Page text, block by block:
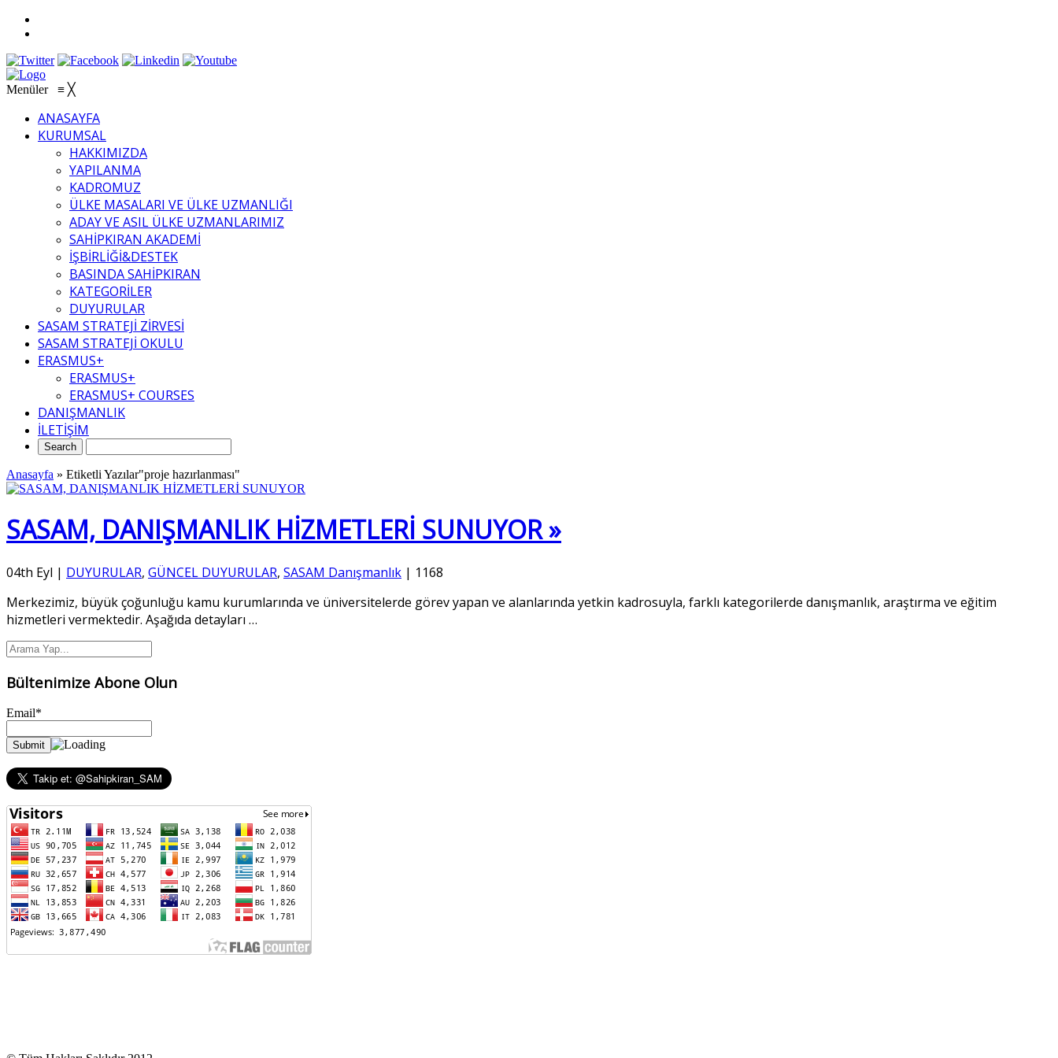
Menüler ≡ ╳
ANASAYFA
KURUMSAL
HAKKIMIZDA
YAPILANMA
KADROMUZ
ÜLKE MASALARI VE ÜLKE UZMANLIĞI
ADAY VE ASIL ÜLKE UZMANLARIMIZ
SAHİPKIRAN AKADEMİ
İŞBİRLİĞİ&DESTEK
BASINDA SAHİPKIRAN
KATEGORİLER
DUYURULAR
SASAM STRATEJİ ZİRVESİ
SASAM STRATEJİ OKULU
ERASMUS+
ERASMUS+
ERASMUS+ COURSES
DANIŞMANLIK
İLETİŞİM
Anasayfa » Etiketli Yazılar"proje hazırlanması"
SASAM, DANIŞMANLIK HİZMETLERİ SUNUYOR »
04th Eyl | DUYURULAR, GÜNCEL DUYURULAR, SASAM Danışmanlık | 1168
Merkezimiz, büyük çoğunluğu kamu kurumlarında ve üniversitelerde görev yapan ve alanlarında yetkin kadrosuyla, farklı kategorilerde danışmanlık, araştırma ve eğitim
hizmetleri vermektedir. Aşağıda detayları …
Bültenimize Abone Olun
Email*